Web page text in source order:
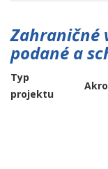
Zahraničné
podané a
Typ
projektu